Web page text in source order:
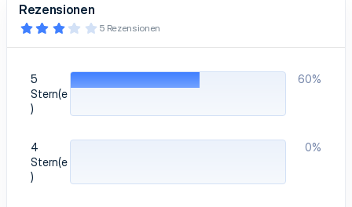
Rezensionen
3
4
S
t
n
e
5 Rezensionen
5
Stern(e
)
60%
4
Stern(e
)
0%